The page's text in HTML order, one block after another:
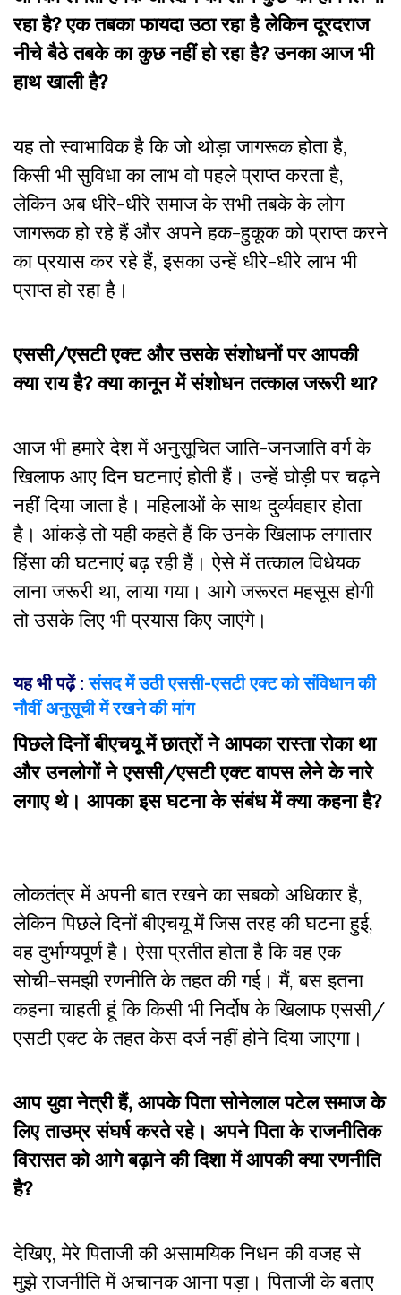
रहा है? एक तबका फायदा उठा रहा है लेकिन दूरदराज
नीचे बैठे तबके का कुछ नहीं हो रहा है? उनका आज भी
हाथ खाली है?
यह तो स्वाभाविक है कि जो थोड़ा जागरूक होता है,
किसी भी सुविधा का लाभ वो पहले प्राप्त करता है,
लेकिन अब धीरे-धीरे समाज के सभी तबके के लोग
जागरूक हो रहे हैं और अपने हक-हुकूक को प्राप्त करने
का प्रयास कर रहे हैं, इसका उन्हें धीरे-धीरे लाभ भी
प्राप्त हो रहा है।
एससी/एसटी एक्ट और उसके संशोधनों पर आपकी
क्या राय है? क्या कानून में संशोधन तत्काल जरूरी था?
आज भी हमारे देश में अनुसूचित जाति-जनजाति वर्ग के
खिलाफ आए दिन घटनाएं होती हैं। उन्हें घोड़ी पर चढ़ने
नहीं दिया जाता है। महिलाओं के साथ दुर्व्यवहार होता
है। आंकड़े तो यही कहते हैं कि उनके खिलाफ लगातार
हिंसा की घटनाएं बढ़ रही हैं। ऐसे में तत्काल विधेयक
लाना जरूरी था, लाया गया। आगे जरूरत महसूस होगी
तो उसके लिए भी प्रयास किए जाएंगे।
यह भी पढ़ें :संसद में उठी एससी-एसटी एक्‍ट को संविधान की
नौवीं अनुसूची में रखने की मांग
पिछले दिनों बीएचयू में छात्रों ने आपका रास्ता रोका था
और उनलोगों ने एससी/एसटी एक्ट वापस लेने के नारे
लगाए थे। आपका इस घटना के संबंध में क्या कहना है?
लोकतंत्र में अपनी बात रखने का सबको अधिकार है,
लेकिन पिछले दिनों बीएचयू में जिस तरह की घटना हुई,
वह दुर्भाग्यपूर्ण है। ऐसा प्रतीत होता है कि वह एक
सोची-समझी रणनीति के तहत की गई। मैं, बस इतना
कहना चाहती हूं कि किसी भी निर्दोष के खिलाफ एससी/
एसटी एक्ट के तहत केस दर्ज नहीं होने दिया जाएगा।
आप युवा नेत्री हैं, आपके पिता सोनेलाल पटेल समाज के
लिए ताउम्र संघर्ष करते रहे। अपने पिता के राजनीतिक
विरासत को आगे बढ़ाने की दिशा में आपकी क्या रणनीति
है?
देखिए, मेरे पिताजी की असामयिक निधन की वजह से
मुझे राजनीति में अचानक आना पड़ा। पिताजी के बताए